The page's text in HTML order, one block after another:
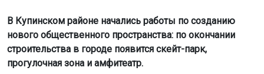
В Купинском районе начались работы по созданию
нового общественного пространства: по окончании
строительства в городе появится скейт-парк,
прогулочная зона и амфитеатр.